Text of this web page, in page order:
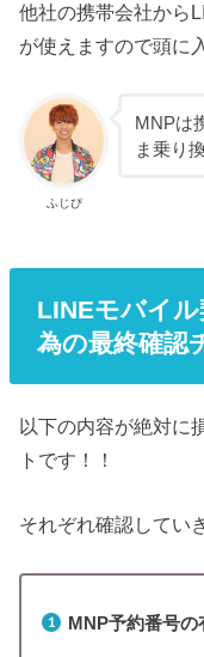
他社の携帯会社から
が使えますので頭に
ふじぴ
MNPは
ま乗り
LINEモバイ
為の最終確認
以下の内容が絶対に
トです！！
それぞれ確認してい
MNP予約番号の